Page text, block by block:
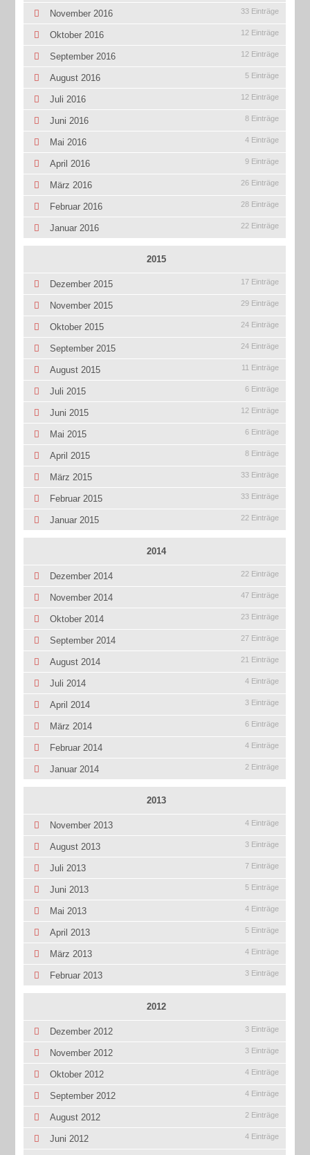
November 2016 33 Einträge
Oktober 2016 12 Einträge
September 2016 12 Einträge
August 2016 5 Einträge
Juli 2016 12 Einträge
Juni 2016 8 Einträge
Mai 2016 4 Einträge
April 2016 9 Einträge
März 2016 26 Einträge
Februar 2016 28 Einträge
Januar 2016 22 Einträge
2015
Dezember 2015 17 Einträge
November 2015 29 Einträge
Oktober 2015 24 Einträge
September 2015 24 Einträge
August 2015 11 Einträge
Juli 2015 6 Einträge
Juni 2015 12 Einträge
Mai 2015 6 Einträge
April 2015 8 Einträge
März 2015 33 Einträge
Februar 2015 33 Einträge
Januar 2015 22 Einträge
2014
Dezember 2014 22 Einträge
November 2014 47 Einträge
Oktober 2014 23 Einträge
September 2014 27 Einträge
August 2014 21 Einträge
Juli 2014 4 Einträge
April 2014 3 Einträge
März 2014 6 Einträge
Februar 2014 4 Einträge
Januar 2014 2 Einträge
2013
November 2013 4 Einträge
August 2013 3 Einträge
Juli 2013 7 Einträge
Juni 2013 5 Einträge
Mai 2013 4 Einträge
April 2013 5 Einträge
März 2013 4 Einträge
Februar 2013 3 Einträge
2012
Dezember 2012 3 Einträge
November 2012 3 Einträge
Oktober 2012 4 Einträge
September 2012 4 Einträge
August 2012 2 Einträge
Juni 2012 4 Einträge